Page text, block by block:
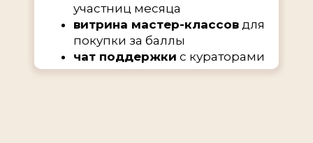
участниц месяца
витрина мастер-классов для
покупки за баллы
чат поддержки с кураторами